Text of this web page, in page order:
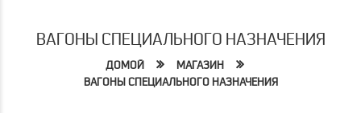
ВАГОНЫ СПЕЦИАЛЬНОГО НАЗНАЧЕНИЯ
ДОМОЙ
МАГАЗИН
ВАГОНЫ СПЕЦИАЛЬНОГО НАЗНАЧЕНИЯ